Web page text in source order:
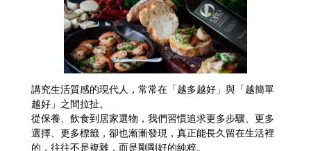
講究生活質感的現代人，常常在「越多越好」與「越簡單
越好」之間拉扯。
從保養、飲食到居家選物，我們習慣追求更多步驟、更多
選擇、更多標籤，卻也漸漸發現，真正能長久留在生活裡
的，往往不是複雜，而是剛剛好的純粹。